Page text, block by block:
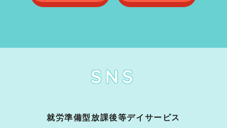
SNS
就労準備型放課後等デイサービス